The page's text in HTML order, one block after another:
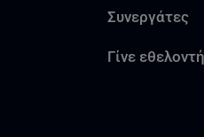
Συνεργάτες
Γίνε